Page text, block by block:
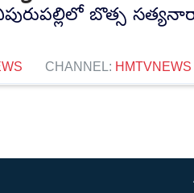
చీపురుపల్లిలో బొత్స
CHANNEL: HMTVNEWS